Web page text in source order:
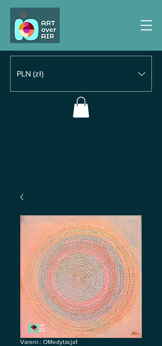
PLN (zł)
Varenr.: OMedytacja1